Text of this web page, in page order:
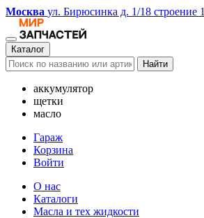
Москва ул. Бирюсинка д. 1/18 строение 1
Каталог
Найти
аккумулятор
щетки
масло
Гараж
Корзина
Войти
О нас
Каталоги
Масла и тех жидкости